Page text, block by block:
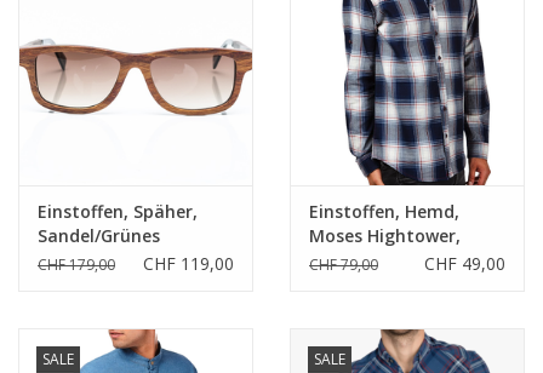
Einstoffen, Späher,
Sandel/Grünes
Ebenholz/ Sandelholz
CHF 179,00 CHF 119,00
Einstoffen, Hemd,
Moses Hightower,
blau, M/L
CHF 79,00 CHF 49,00
SALE SALE